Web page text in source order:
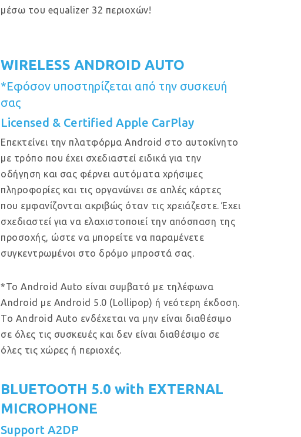
μέσω του equalizer 32 περιοχών!
WIRELESS ANDROID AUTO
*Εφόσον υποστηρίζεται από την συσκευή
σας
Licensed & Certified Apple CarPlay
Επεκτείνει την πλατφόρμα Android στο αυτοκίνητο
με τρόπο που έχει σχεδιαστεί ειδικά για την
οδήγηση και σας φέρνει αυτόματα χρήσιμες
πληροφορίες και τις οργανώνει σε απλές κάρτες
που εμφανίζονται ακριβώς όταν τις χρειάζεστε. Έχει
σχεδιαστεί για να ελαχιστοποιεί την απόσπαση της
προσοχής, ώστε να μπορείτε να παραμένετε
συγκεντρωμένοι στο δρόμο μπροστά σας.
*Το Android Auto είναι συμβατό με τηλέφωνα
Android με Android 5.0 (Lollipop) ή νεότερη έκδοση.
Το Android Auto ενδέχεται να μην είναι διαθέσιμο
σε όλες τις συσκευές και δεν είναι διαθέσιμο σε
όλες τις χώρες ή περιοχές.
BLUETOOTH 5.0 with EXTERNAL
MICROPHONE
Support A2DP